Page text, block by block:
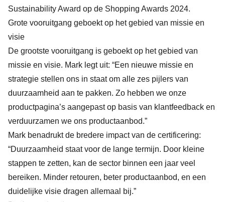
Sustainability Award op de Shopping Awards 2024.
Grote vooruitgang geboekt op het gebied van missie en
visie
De grootste vooruitgang is geboekt op het gebied van
missie en visie. Mark legt uit: “Een nieuwe missie en
strategie stellen ons in staat om alle zes pijlers van
duurzaamheid aan te pakken. Zo hebben we onze
productpagina’s aangepast op basis van klantfeedback en
verduurzamen we ons productaanbod.”
Mark benadrukt de bredere impact van de certificering:
“Duurzaamheid staat voor de lange termijn. Door kleine
stappen te zetten, kan de sector binnen een jaar veel
bereiken. Minder retouren, beter productaanbod, en een
duidelijke visie dragen allemaal bij.”